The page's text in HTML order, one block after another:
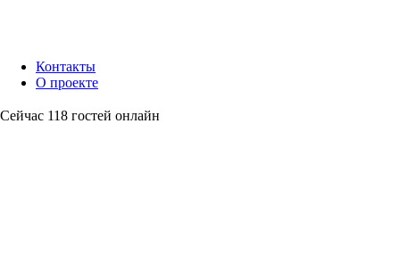
Контакты
О проекте
Сейчас 118 гостей онлайн